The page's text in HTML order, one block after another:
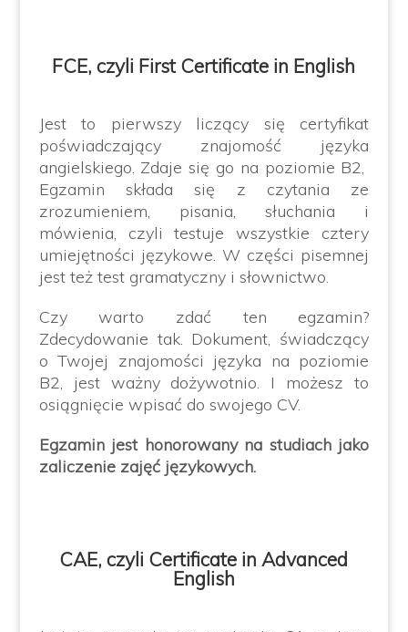
FCE, czyli First Certificate in English
Jest to pierwszy liczący się certyfikat
poświadczający znajomość języka
angielskiego. Zdaje się go na poziomie B2,
Egzamin składa się z czytania ze
zrozumieniem, pisania, słuchania i
mówienia, czyli testuje wszystkie cztery
umiejętności językowe. W części pisemnej
jest też test gramatyczny i słownictwo.
Czy warto zdać ten egzamin?
Zdecydowanie tak. Dokument, świadczący
o Twojej znajomości języka na poziomie
B2, jest ważny dożywotnio. I możesz to
osiągnięcie wpisać do swojego CV.
Egzamin jest honorowany na studiach jako
zaliczenie zajęć językowych.
CAE, czyli Certificate in Advanced
English